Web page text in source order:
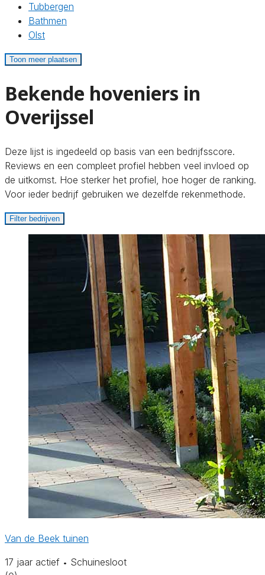
Tubbergen
Bathmen
Olst
Toon meer plaatsen
Bekende hoveniers in
Overijssel
Deze lijst is ingedeeld op basis van een bedrijfsscore.
Reviews en een compleet profiel hebben veel invloed op
de uitkomst. Hoe sterker het profiel, hoe hoger de ranking.
Voor ieder bedrijf gebruiken we dezelfde rekenmethode.
Filter bedrijven
Van de Beek tuinen
17 jaar actief • Schuinesloot